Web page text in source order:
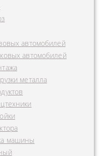
автомобилей
автомобилей
металла
машины